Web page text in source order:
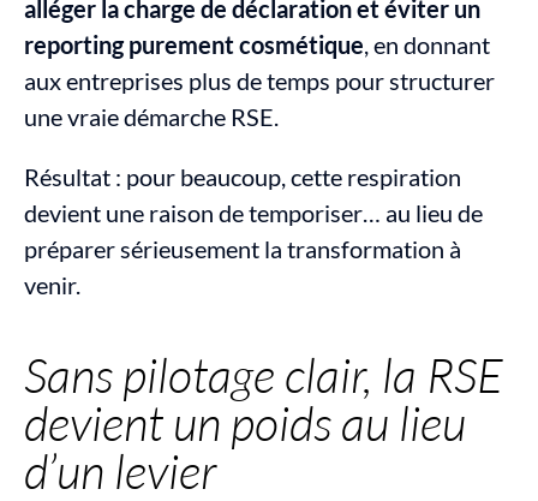
alléger la charge de déclaration et éviter un
reporting purement cosmétique, en donnant
aux entreprises plus de temps pour structurer
une vraie démarche RSE.
Résultat : pour beaucoup, cette respiration
devient une raison de temporiser… au lieu de
préparer sérieusement la transformation à
venir.
Sans pilotage clair, la RSE
devient un poids au lieu
d’un levier